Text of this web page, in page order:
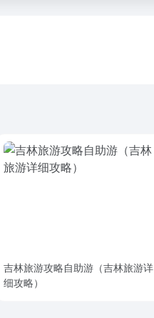
吉林旅游攻略自助游（吉林旅游详
细攻略）